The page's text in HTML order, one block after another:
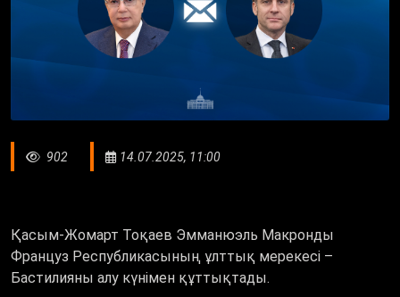
902 14.07.2025, 11:00
Қасым-Жомарт Тоқаев Эмманюэль Макронды
Француз Республикасының ұлттық мерекесі –
Бастилияны алу күнімен құттықтады.